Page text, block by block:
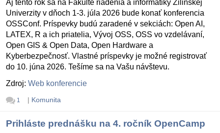
Aj tento rok sa na Fakulte riadenia a informatiky Žilinskej
Univerzity v dňoch 1-3. júla 2026 bude konať konferencia
OSSConf. Príspevky budú zaradené v sekciách: Open AI,
LATEX, R a ich priatelia, Vývoj OSS, OSS vo vzdelávaní,
Open GIS & Open Data, Open Hardware a
Kyberbezpečnosť. Vlastné príspevky je možné registrovať
do 10. júna 2026. Tešíme sa na Vašu návštevu.
Zdroj: Web konferencie
1 | Komunita
Prihláste prednášku na 4. ročník OpenCamp